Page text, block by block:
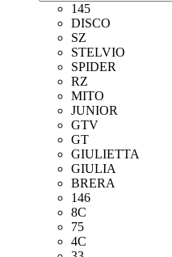
145
DISCO
SZ
STELVIO
SPIDER
RZ
MITO
JUNIOR
GTV
GT
GIULIETTA
GIULIA
BRERA
146
8C
75
4C